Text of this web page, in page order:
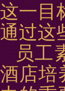
这一目
通过这
员工
酒店培